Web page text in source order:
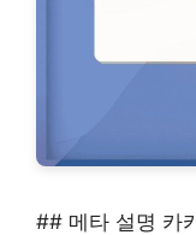
## 메타 설명 카